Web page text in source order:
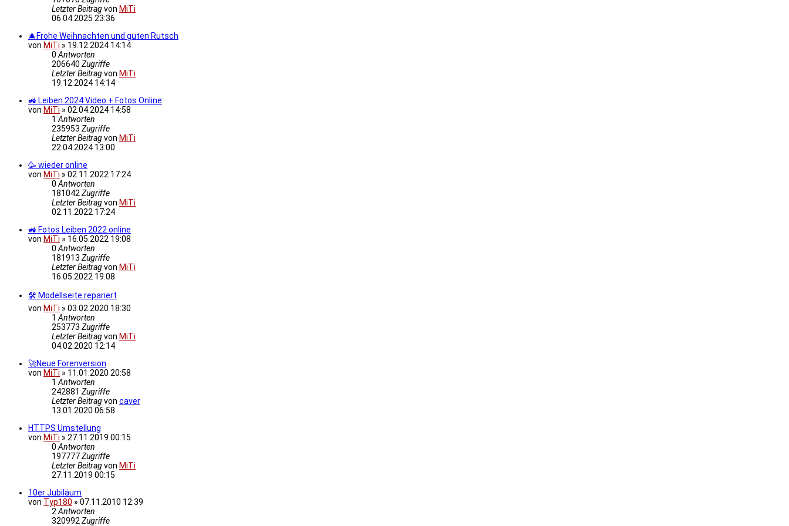
Letzter Beitragvon MiTi
06.04.2025 23:36
🎄Frohe Weihnachten und guten Rutsch
von MiTi » 19.12.2024 14:14
0Antworten
206640 Zugriffe
Letzter Beitragvon MiTi
19.12.2024 14:14
🚜 Leiben 2024 Video + Fotos Online
von MiTi » 02.04.2024 14:58
1Antworten
235953 Zugriffe
Letzter Beitragvon MiTi
22.04.2024 13:00
🥳 wieder online
von MiTi » 02.11.2022 17:24
0Antworten
181042Zugriffe
Letzter Beitragvon MiTi
02.11.2022 17:24
🚜 Fotos Leiben 2022 online
von MiTi » 16.05.2022 19:08
0Antworten
181913 Zugriffe
Letzter Beitragvon MiTi
16.05.2022 19:08
🛠 Modellseite repariert
von MiTi » 03.02.2020 18:30
1Antworten
253773 Zugriffe
Letzter Beitragvon MiTi
04.02.2020 12:14
🚀Neue Forenversion
von MiTi » 11.01.2020 20:58
1Antworten
242881 Zugriffe
Letzter Beitragvon caver
13.01.2020 06:58
HTTPS Umstellung
von MiTi » 27.11.2019 00:15
0Antworten
197777Zugriffe
Letzter Beitragvon MiTi
27.11.2019 00:15
10er Jubiläum
von Typ180 » 07.11.2010 12:39
2Antworten
320992Zugriffe